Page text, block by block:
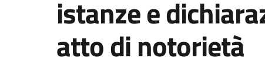
istanze e
atto di notorietà